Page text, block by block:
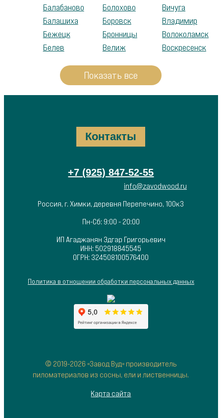
Балабаново
Балашиха
Бежецк
Белев
Болохово
Боровск
Бронницы
Велиж
Вичуга
Владимир
Волоколамск
Воскресенск
Показать все
Контакты
+7 (925) 847-52-55
info@zavodwood.ru
Россия, г. Химки, деревня Перепечино, 100к3
Пн-Сб: 9:00 - 20:00
ИП Агаджанян Эдгар Григорьевич
ИНН: 502918845545
ОГРН: 324508100576400
Политика в отношении обработки персональных данных
© 2019-2026 «Завод Вуд» производитель
пиломатериалов из сосны, ели и лиственницы.
Карта сайта